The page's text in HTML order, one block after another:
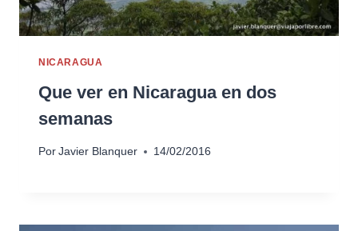
NICARAGUA
Que ver en Nicaragua en dos
semanas
Por Javier Blanquer 14/02/2016